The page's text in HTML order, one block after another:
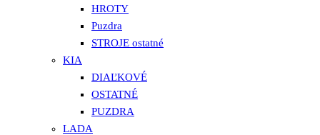
HROTY
Puzdra
STROJE ostatné
KIA
DIAĽKOVÉ
OSTATNÉ
PUZDRA
LADA